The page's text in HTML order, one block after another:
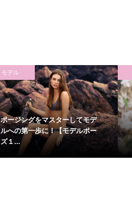
モデル
ポージングをマスターしてモデ
ルへの第一歩に！【モデルポー
ズ１...